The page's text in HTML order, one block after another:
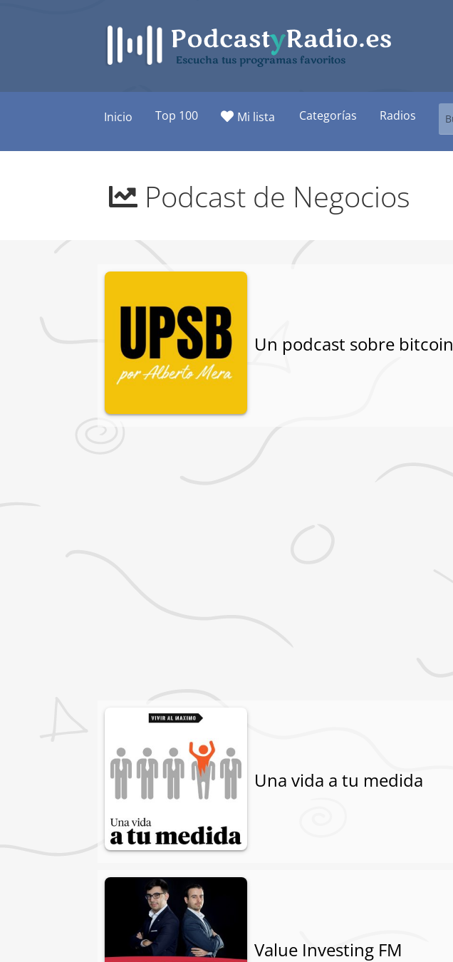
Escucha tus programas favoritos
Inicio Top 100 Mi lista Categorías Radios
Podcast de Negocios
Un podcast sobre bitcoin
Una vida a tu medida
Value Investing FM